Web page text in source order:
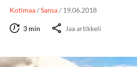
Kotimaa/Sansa/ 19.06.2018
3 min Jaa artikkeli